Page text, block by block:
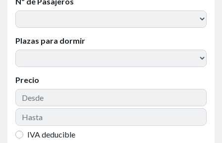
Plazas para dormir
Precio
IVA deducible